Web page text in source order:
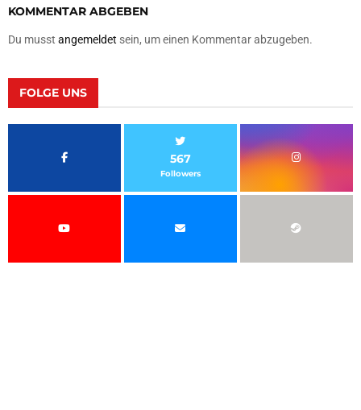
KOMMENTAR ABGEBEN
Du musst angemeldet sein, um einen Kommentar abzugeben.
FOLGE UNS
567
Followers